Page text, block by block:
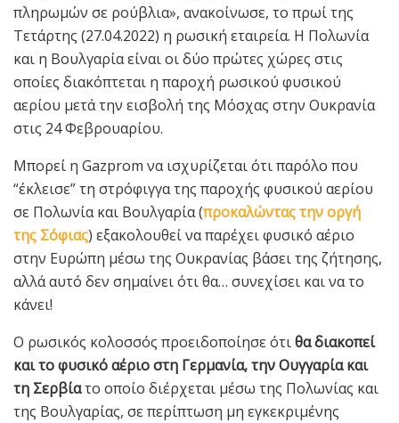
πληρωμών σε ρούβλια», ανακοίνωσε, το πρωί της
Τετάρτης (27.04.2022) η ρωσική εταιρεία. Η Πολωνία
και η Βουλγαρία είναι οι δύο πρώτες χώρες στις
οποίες διακόπτεται η παροχή ρωσικού φυσικού
αερίου μετά την εισβολή της Μόσχας στην Ουκρανία
στις 24 Φεβρουαρίου.
Μπορεί η Gazprom να ισχυρίζεται ότι παρόλο που
“έκλεισε” τη στρόφιγγα της παροχής φυσικού αερίου
σε Πολωνία και Βουλγαρία (προκαλώντας την οργή
της Σόφιας) εξακολουθεί να παρέχει φυσικό αέριο
στην Ευρώπη μέσω της Ουκρανίας βάσει της ζήτησης,
αλλά αυτό δεν σημαίνει ότι θα… συνεχίσει και να το
κάνει!
Ο ρωσικός κολοσσός προειδοποίησε ότιθα διακοπεί
και το φυσικό αέριο στη Γερμανία, την Ουγγαρία και
τη Σερβίατο οποίο διέρχεται μέσω της Πολωνίας και
της Βουλγαρίας, σε περίπτωση μη εγκεκριμένης